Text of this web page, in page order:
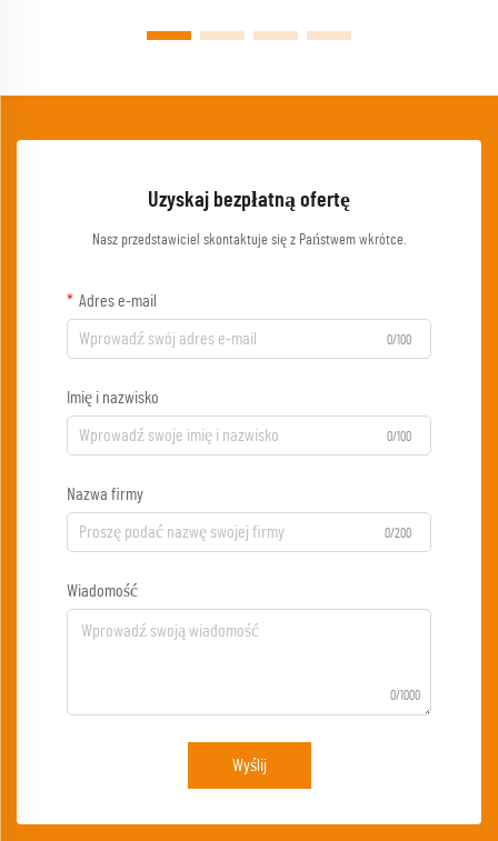
Uzyskaj bezpłatną ofertę
Nasz przedstawiciel skontaktuje się z Państwem wkrótce.
Adres e-mail
0/100
Imię i nazwisko
0/100
Nazwa firmy
0/200
Wiadomość
0/1000
Wyślij